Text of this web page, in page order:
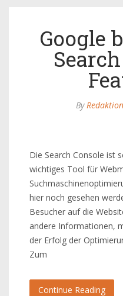
Google
ByRedaktion
Die Search Console ist
wichtiges Tool für
hier noch gesehen
Besucher auf die
andere Informationen,
der Erfolg der
Zum
Continue Reading